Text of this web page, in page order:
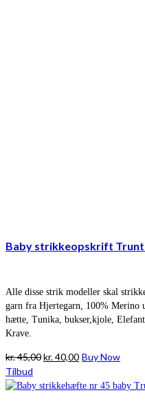
Baby strikkeopskrift
Alle disse strik modeller skal
garn fra Hjertegarn, 100% Merino
hætte, Tunika, bukser,kjole,
Krave.
kr.45,00Den
pris
kr.40,00Den
pris
Buy Now
Tilbud